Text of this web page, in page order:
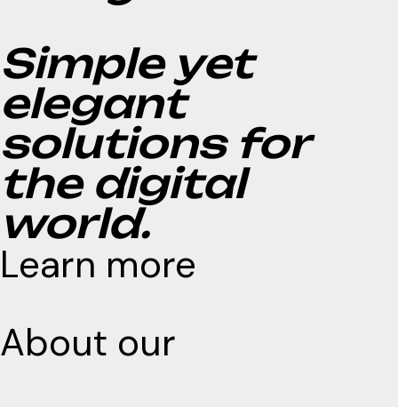
Simple yet
elegant
solutions for
the digital
world.
Learn more
About our